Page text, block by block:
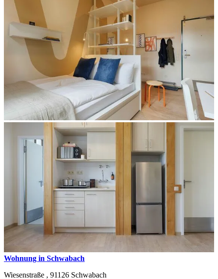
Wohnung in Schwabach
Wiesenstraße , 91126 Schwabach